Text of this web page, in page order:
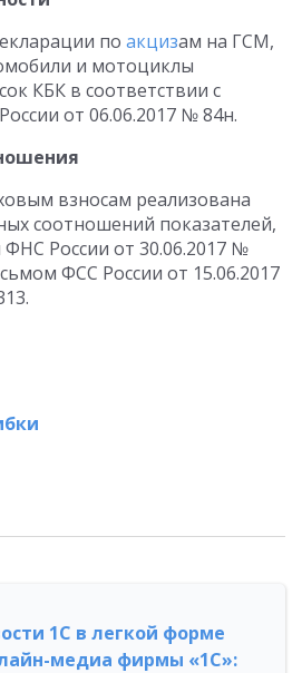
по акцизам на ГСМ,
и мотоциклы
КБК в соответствии с
от 06.06.2017 № 84н.
взносам реализована
соотношений показателей,
России от 30.06.2017 №
ФСС России от 15.06.2017
1С в легкой форме
медиа фирмы «1С»: